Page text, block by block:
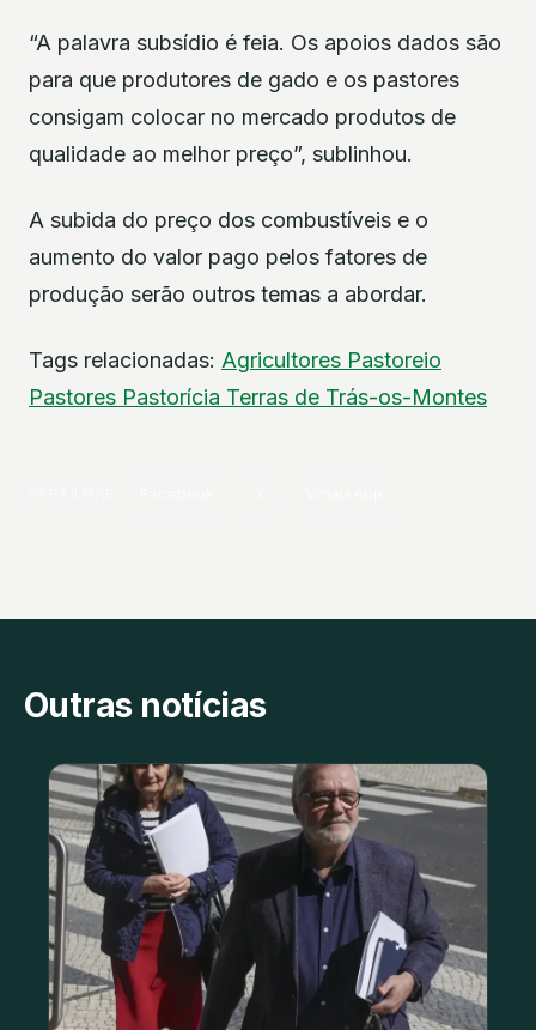
“A palavra subsídio é feia. Os apoios dados são
para que produtores de gado e os pastores
consigam colocar no mercado produtos de
qualidade ao melhor preço”, sublinhou.
A subida do preço dos combustíveis e o
aumento do valor pago pelos fatores de
produção serão outros temas a abordar.
Tags relacionadas: Agricultores Pastoreio
Pastores Pastorícia Terras de Trás-os-Montes
Outras notícias